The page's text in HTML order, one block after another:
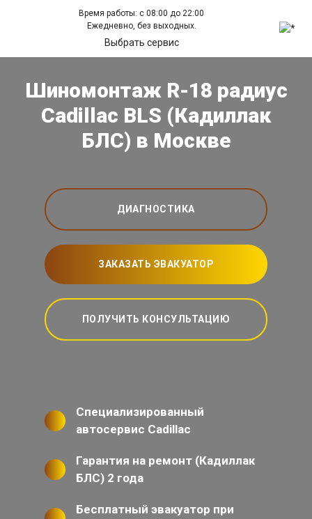
Время работы: с 08:00 до 22:00
Ежедневно, без выходных.
Выбрать сервис
Шиномонтаж R-18 радиус
Cadillac BLS (Кадиллак
БЛС) в Москве
ДИАГНОСТИКА
ЗАКАЗАТЬ ЭВАКУАТОР
ПОЛУЧИТЬ КОНСУЛЬТАЦИЮ
Специализированный
автосервис Cadillac
Гарантия на ремонт (Кадиллак
БЛС) 2 года
Бесплатный эвакуатор при